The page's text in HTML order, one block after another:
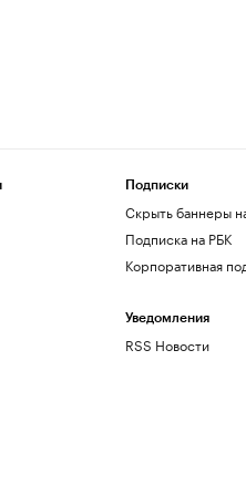
Подписки
Скрыть баннеры
Подписка на РБК
Корпоративная
Уведомления
RSS Новости